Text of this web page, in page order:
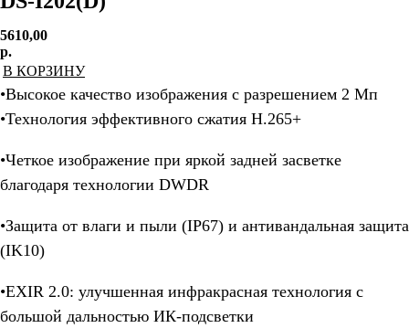
5610,00
р.
В КОРЗИНУ
•Высокое качество изображения с разрешением 2 Мп
•Технология эффективного сжатия H.265+
•Четкое изображение при яркой задней засветке
благодаря технологии DWDR
•Защита от влаги и пыли (IP67) и антивандальная защита
(IK10)
•EXIR 2.0: улучшенная инфракрасная технология с
большой дальностью ИК-подсветки